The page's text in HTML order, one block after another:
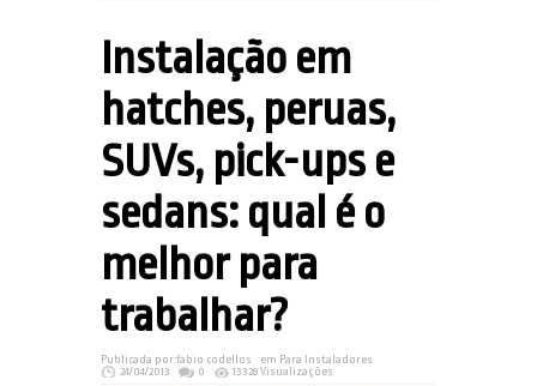
Instalação em
hatches, peruas,
SUVs, pick-ups e
sedans: qual é o
melhor para
trabalhar?
Publicada por:fabio codellos em Para Instaladores
24/04/2013
0 13328 Visualizações